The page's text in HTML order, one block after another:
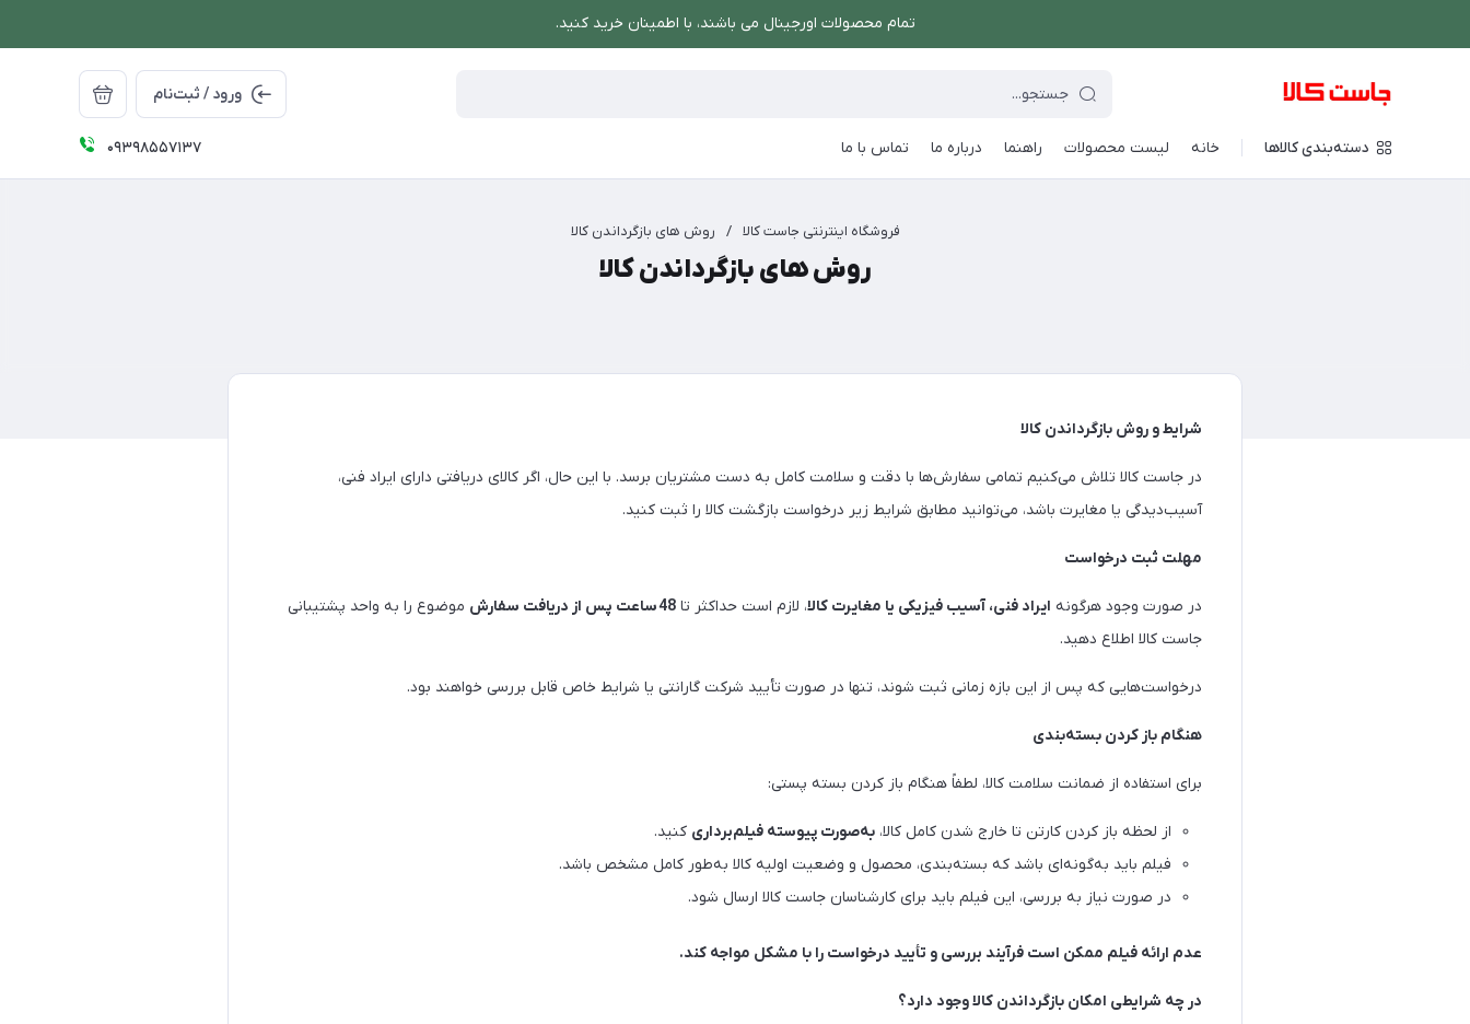
تمام محصولات اورجینال می باشند، با اطمینان خرید کنید.
ورود / ثبت‌نام
دسته‌بندی کالاها خانه لیست محصولات راهنما درباره ما تماس با ما 09398557137
فروشگاه اینترنتی جاست کالا / روش های بازگرداندن کالا
روش های بازگرداندن کالا
شرایط و روش بازگرداندن کالا
در جاست کالا تلاش می‌کنیم تمامی سفارش‌ها با دقت و سلامت کامل به دست مشتریان برسد. با این حال، اگر کالای دریافتی دارای ایراد فنی،
آسیب‌دیدگی یا مغایرت باشد، می‌توانید مطابق شرایط زیر درخواست بازگشت کالا را ثبت کنید.
مهلت ثبت درخواست
در صورت وجود هرگونه ایراد فنی، آسیب فیزیکی یا مغایرت کالا، لازم است حداکثر تا 48ساعت پس از دریافت سفارش موضوع را به واحد پشتیبانی
جاست کالا اطلاع دهید.
درخواست‌هایی که پس از این بازه زمانی ثبت شوند، تنها در صورت تأیید شرکت گارانتی یا شرایط خاص قابل بررسی خواهند بود.
هنگام باز کردن بسته‌بندی
برای استفاده از ضمانت سلامت کالا، لطفاً هنگام باز کردن بسته پستی:
از لحظه باز کردن کارتن تا خارج شدن کامل کالا، به‌صورت پیوسته فیلم‌برداری کنید.
فیلم باید به‌گونه‌ای باشد که بسته‌بندی، محصول و وضعیت اولیه کالا به‌طور کامل مشخص باشد.
در صورت نیاز به بررسی، این فیلم باید برای کارشناسان جاست کالا ارسال شود.
عدم ارائه فیلم ممکن است فرآیند بررسی و تأیید درخواست را با مشکل مواجه کند.
در چه شرایطی امکان بازگرداندن کالا وجود دارد؟